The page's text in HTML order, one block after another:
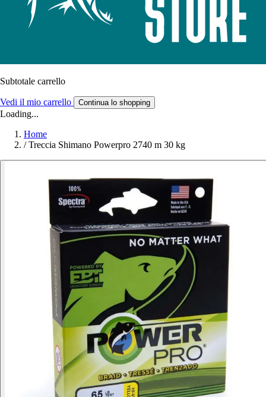
Subtotale carrello
Vedi il mio carrello Continua lo shopping
Loading...
Home
/ Treccia Shimano Powerpro 2740 m 30 kg